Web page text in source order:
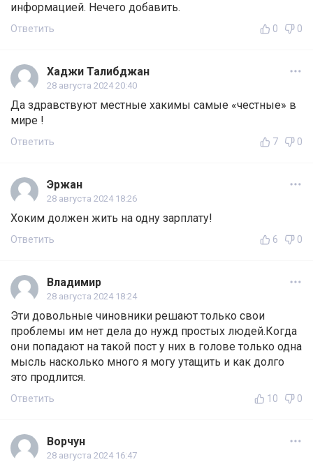
информацией. Нечего добавить.
Ответить 0 0
Хаджи Талибджан
28 августа 2024 20:40
Да здравствуют местные хакимы самые «честные» в
мире !
Ответить 7 0
Эржан
28 августа 2024 18:26
Хоким должен жить на одну зарплату!
Ответить 6 0
Владимир
28 августа 2024 18:24
Эти довольные чиновники решают только свои
проблемы им нет дела до нужд простых людей.Когда
они попадают на такой пост у них в голове только одна
мысль насколько много я могу утащить и как долго
это продлится.
Ответить 10 0
Ворчун
28 августа 2024 16:47